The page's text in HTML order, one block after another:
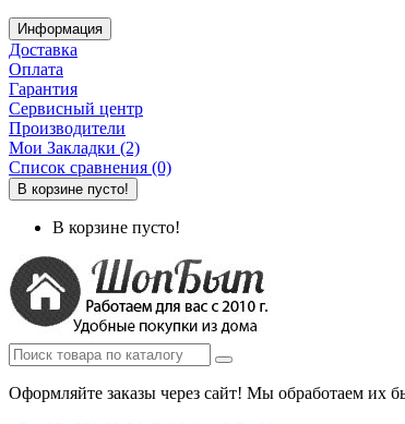
Информация
Доставка
Оплата
Гарантия
Сервисный центр
Производители
Мои Закладки (2)
Список сравнения (0)
В корзине пусто!
В корзине пусто!
Оформляйте заказы через сайт! Мы обработаем их